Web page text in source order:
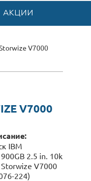
АКЦИИ
V7000
V7000
IBM
2.5 in. 10k
V7000
224)